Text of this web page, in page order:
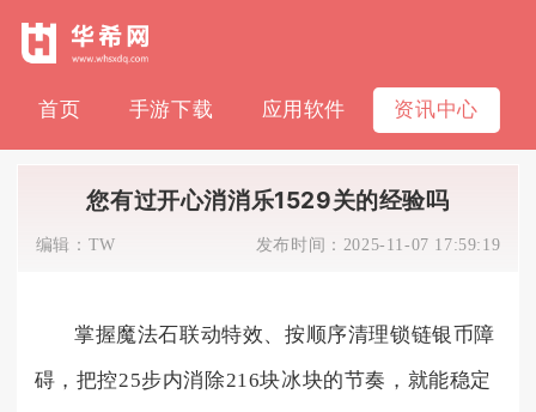
首页 手游下载 应用软件 资讯中心
您有过开心消消乐1529关的经验吗
编辑： TW 发布时间： 2025-11-07 17:59:19
掌握魔法石联动特效、按顺序清理锁链银币障
碍，把控25步内消除216块冰块的节奏，就能稳定